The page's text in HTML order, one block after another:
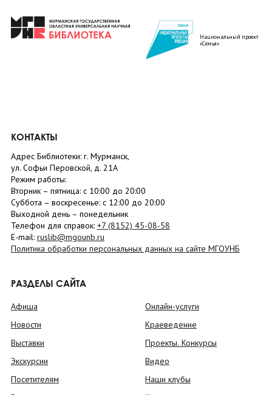
Национальный проект
«Семья»
КОНТАКТЫ
Адрес Библиотеки: г. Мурманск,
ул. Софьи Перовской, д. 21А
Режим работы:
Вторник – пятница: с 10:00 до 20:00
Суббота – воскресенье: c 12:00 до 20:00
Выходной день – понедельник
Телефон для справок: +7 (8152) 45-08-58
E-mail: ruslib@mgounb.ru
Политика обработки персональных данных на сайте МГОУНБ
РАЗДЕЛЫ САЙТА
Афиша
Новости
Выставки
Экскурсии
Посетителям
Онлайн-услуги
Краеведение
Проекты. Конкурсы
Видео
Наши клубы